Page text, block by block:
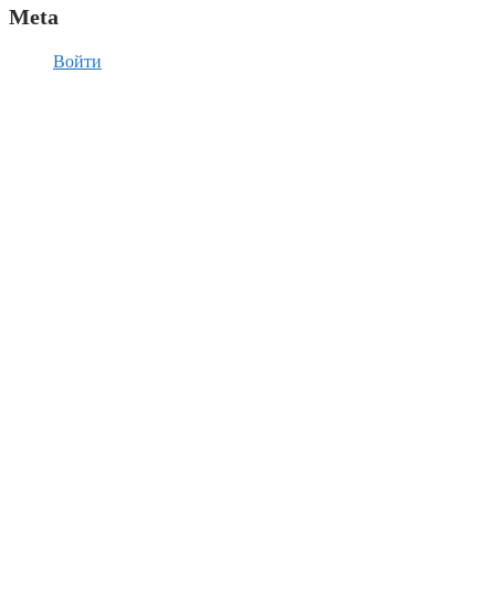
Meta
Войти